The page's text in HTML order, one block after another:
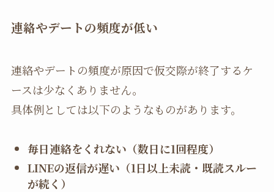
連絡やデートの頻度が低い
連絡やデートの頻度が原因で仮交際が終了するケ
ースは少なくありません。
具体例としては以下のようなものがあります。
毎日連絡をくれない（数日に1回程度）
LINEの返信が遅い（1日以上未読・既読スルー
が続く）